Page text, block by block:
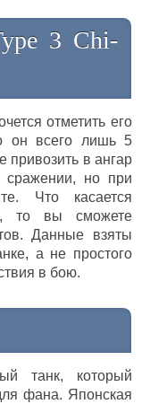
3 Chi-
отметить его
он всего лишь 5
привозить в ангар
сражении, но при
Что касается
то вы сможете
Данные взяты
а не простого
в бою.
танк, который
фана. Японская